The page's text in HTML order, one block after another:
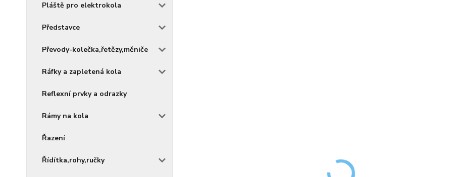
Pláště pro elektrokola
Představce
Převody-kolečka,řetězy,měniče
Ráfky a zapletená kola
Reflexní prvky a odrazky
Rámy na kola
Řazení
Řídítka,rohy,ručky